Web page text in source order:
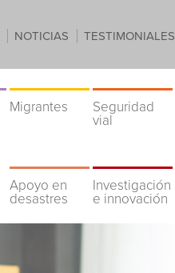
NOTICIAS TESTIMONIALES
Migrantes
Seguridad
vial
Apoyo en
desastres
Investigación
e innovación